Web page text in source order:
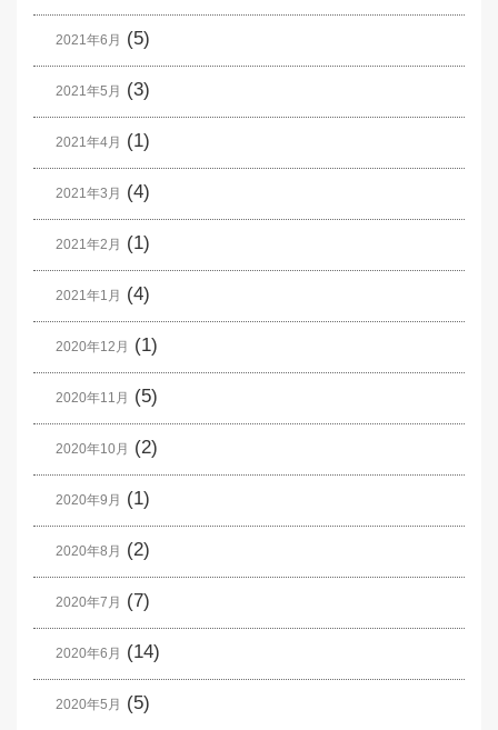
2021年6月 (5)
2021年5月 (3)
2021年4月 (1)
2021年3月 (4)
2021年2月 (1)
2021年1月 (4)
2020年12月 (1)
2020年11月 (5)
2020年10月 (2)
2020年9月 (1)
2020年8月 (2)
2020年7月 (7)
2020年6月 (14)
2020年5月 (5)